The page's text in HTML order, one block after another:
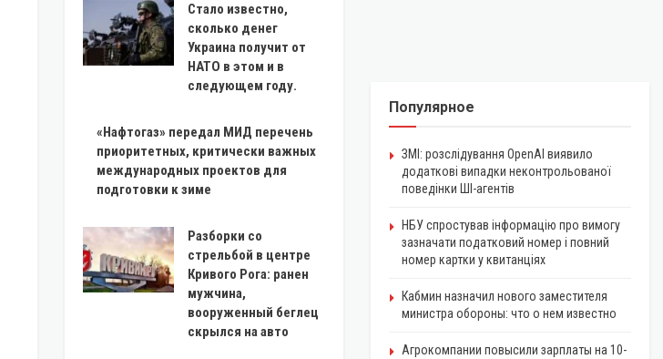
Стало известно,
сколько денег
Украина получит от
НАТО в этом и в
следующем году.
«Нафтогаз» передал МИД перечень
приоритетных, критически важных
международных проектов для
подготовки к зиме
Разборки со
стрельбой в центре
Кривого Рога: ранен
мужчина,
вооруженный беглец
скрылся на авто
Популярное
ЗМІ: розслідування OpenAI виявило
додаткові випадки неконтрольованої
поведінки ШІ-агентів
НБУ спростував інформацію про вимогу
зазначати податковий номер і повний
номер картки у квитанціях
Кабмин назначил нового заместителя
министра обороны: что о нем известно
Агрокомпании повысили зарплаты на 10-